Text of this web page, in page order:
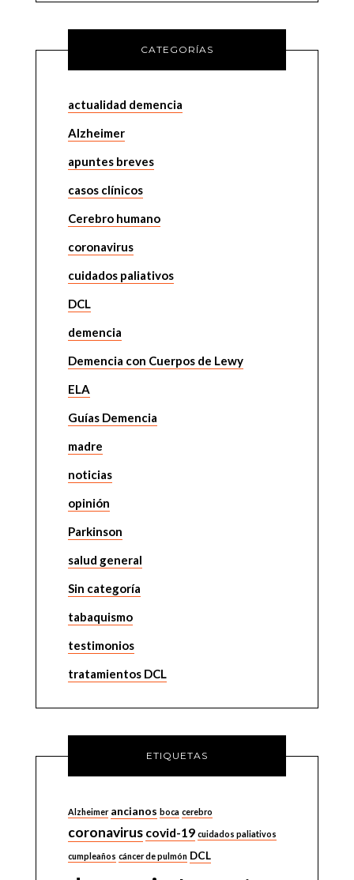
CATEGORÍAS
actualidad demencia
Alzheimer
apuntes breves
casos clínicos
Cerebro humano
coronavirus
cuidados paliativos
DCL
demencia
Demencia con Cuerpos de Lewy
ELA
Guías Demencia
madre
noticias
opinión
Parkinson
salud general
Sin categoría
tabaquismo
testimonios
tratamientos DCL
ETIQUETAS
Alzheimer ancianos boca cerebro
coronavirus covid-19 cuidados paliativos
cumpleaños cáncer de pulmón DCL